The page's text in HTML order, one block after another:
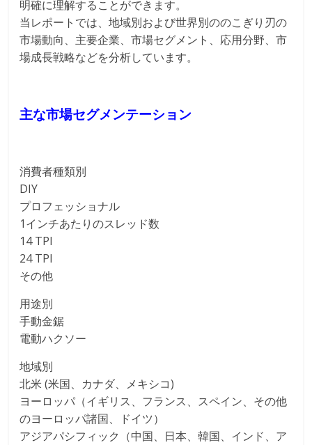
明確に理解することができます。
当レポートでは、地域別および世界別ののこぎり刃の
市場動向、主要企業、市場セグメント、応用分野、市
場成長戦略などを分析しています。
主な市場セグメンテーション
消費者種類別
DIY
プロフェッショナル
1インチあたりのスレッド数
14 TPI
24 TPI
その他
用途別
手動金鋸
電動ハクソー
地域別
北米 (米国、カナダ、メキシコ)
ヨーロッパ（イギリス、フランス、スペイン、その他
のヨーロッパ諸国、ドイツ）
アジアパシフィック（中国、日本、韓国、インド、ア